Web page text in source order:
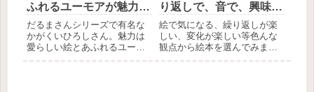
ふれるユーモアが魅力の
6選
だるまさんシリーズで有名な
かがくいひろしさん。魅力は
愛らしい絵とあふれるユーモ
り返しで、音で、興味を
引く工夫だらけの絵本9
選
絵で気になる、繰り返しが楽
しい、変化が楽しい等色んな
観点から絵本を選んでみまし